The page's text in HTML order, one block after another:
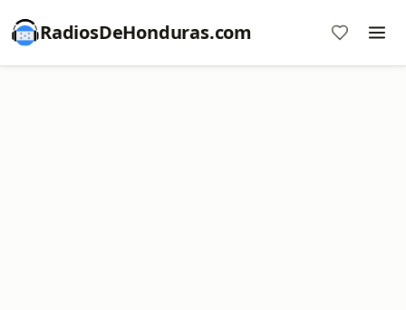
RadiosDeHonduras.com